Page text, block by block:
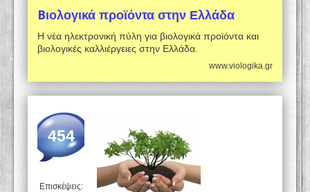
Bιολογικά προϊόντα στην Ελλάδα
Η νέα ηλεκτρονική πύλη για βιολογικά προϊόντα και
βιολογικές καλλιέργειες στην Ελλάδα.
www.viologika.gr
454
Επισκέψεις: